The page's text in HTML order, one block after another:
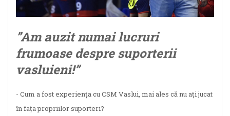
”Am auzit numai lucruri
frumoase despre suporterii
vasluieni!”
- Cum a fost experiența cu CSM Vaslui, mai ales că nu ați jucat
în fața propriilor suporteri?